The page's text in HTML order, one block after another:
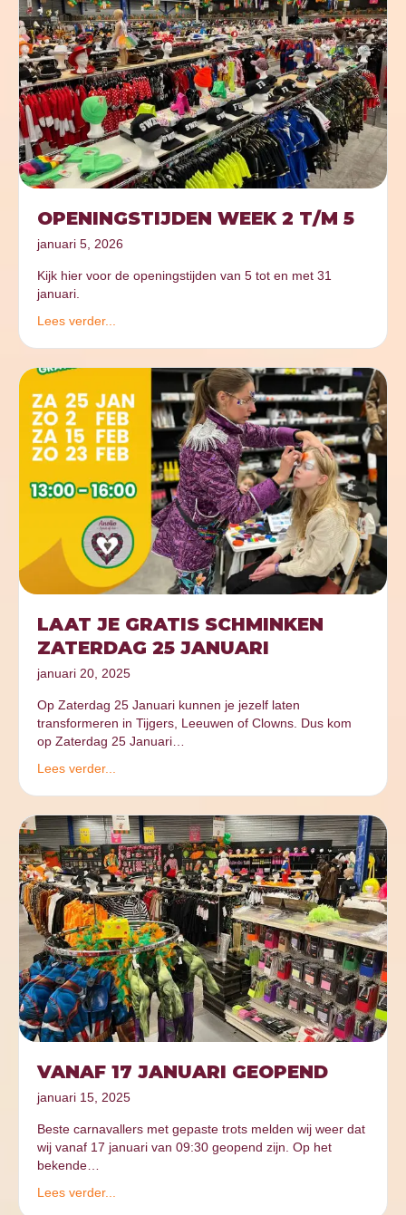
OPENINGSTIJDEN WEEK 2 T/M 5
januari 5, 2026
Kijk hier voor de openingstijden van 5 tot en met 31
januari.
Lees verder...
LAAT JE GRATIS SCHMINKEN
ZATERDAG 25 JANUARI
januari 20, 2025
Op Zaterdag 25 Januari kunnen je jezelf laten
transformeren in Tijgers, Leeuwen of Clowns. Dus kom
op Zaterdag 25 Januari…
Lees verder...
VANAF 17 JANUARI GEOPEND
januari 15, 2025
Beste carnavallers met gepaste trots melden wij weer dat
wij vanaf 17 januari van 09:30 geopend zijn. Op het
bekende…
Lees verder...